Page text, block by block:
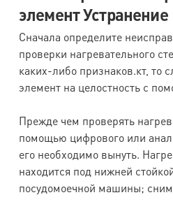
элемент Устранение
Сначала определите
проверки нагревательного
каких-либо признаков.кт, то
элемент на целостность с
Прежде чем проверять
помощью цифрового или
его необходимо вынуть.
находится под нижней
посудомоечной машины;